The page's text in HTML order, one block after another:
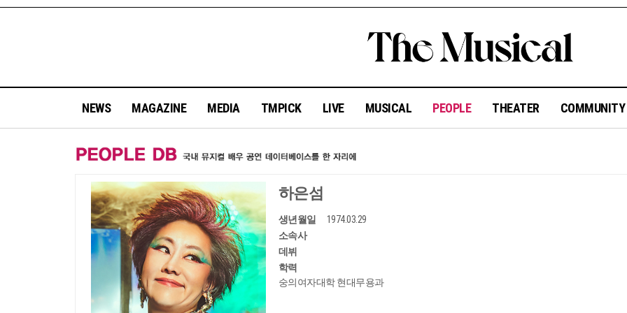
NEWS MAGAZINE MEDIA TMPICK LIVE MUSICAL PEOPLE THEATER COMMUNITY
하은섬
생년월일
1974.03.29
소속사
데뷔
학력
숭의여자대학 현대무용과